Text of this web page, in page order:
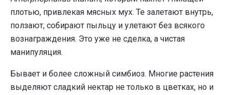
плотью, привлекая мясных мух. Те залетают внутрь,
ползают, собирают пыльцу и улетают без всякого
вознаграждения. Это уже не сделка, а чистая
манипуляция.
Бывает и более сложный симбиоз. Многие растения
выделяют сладкий нектар не только в цветках, но и